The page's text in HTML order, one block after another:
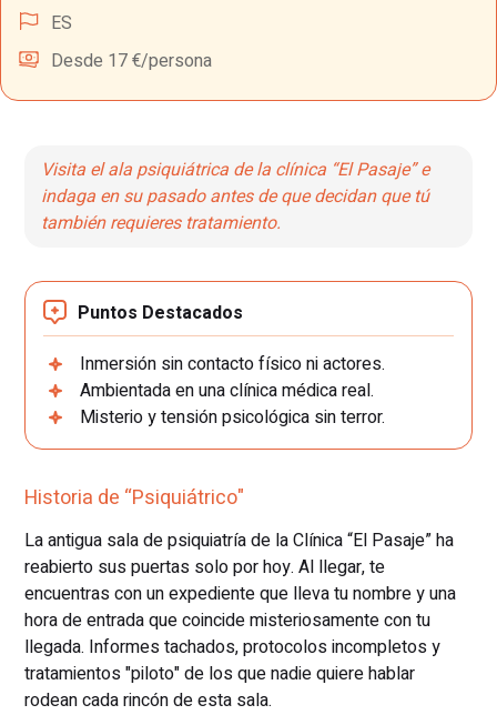
ES
Desde 17 €/persona
Visita el ala psiquiátrica de la clínica “El Pasaje” e
indaga en su pasado antes de que decidan que tú
también requieres tratamiento.
Puntos Destacados
Inmersión sin contacto físico ni actores.
Ambientada en una clínica médica real.
Misterio y tensión psicológica sin terror.
Historia de “Psiquiátrico"
La antigua sala de psiquiatría de la Clínica “El Pasaje” ha
reabierto sus puertas solo por hoy. Al llegar, te
encuentras con un expediente que lleva tu nombre y una
hora de entrada que coincide misteriosamente con tu
llegada. Informes tachados, protocolos incompletos y
tratamientos "piloto" de los que nadie quiere hablar
rodean cada rincón de esta sala.